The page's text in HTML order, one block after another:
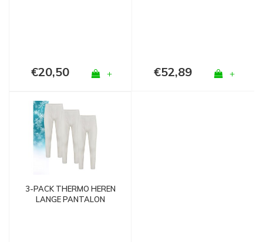
€20,50 + €52,89 +
3-PACK THERMO HEREN
LANGE PANTALON